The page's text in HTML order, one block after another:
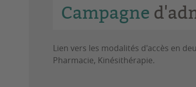
Campagne
Lien vers les modalités d'accès en
Pharmacie, Kinésithérapie.